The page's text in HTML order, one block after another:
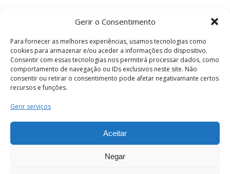
Gerir o Consentimento
Para fornecer as melhores experiências, usamos tecnologias como
cookies para armazenar e/ou aceder a informações do dispositivo.
Consentir com essas tecnologias nos permitirá processar dados, como
comportamento de navegação ou IDs exclusivos neste site. Não
consentir ou retirar o consentimento pode afetar negativamante certos
recursos e funções.
Gerir serviços
Aceitar
Negar
Termos e Condições
os direitos reservados.